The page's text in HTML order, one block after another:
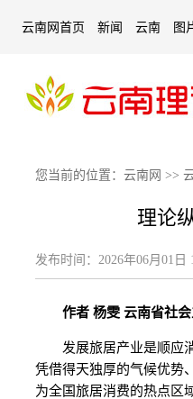
云南网首页 新闻 云南 图
您当前的位置： 云南网 >>
理论
发布时间： 2026年06月01日
作者 杨雯 云南省社
发展旅居产业是顺应消
凭借得天独厚的气候优势
为全国旅居消费的热点区